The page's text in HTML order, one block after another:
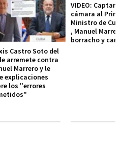
Castro Soto del
arremete contra
Marrero y le
explicaciones
los "errores
VIDEO: Captan
cámara al
Ministro de
, Manuel Marrero
borracho y